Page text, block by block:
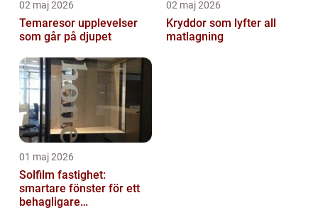
02 maj 2026
Temaresor upplevelser
som går på djupet
02 maj 2026
Kryddor som lyfter all
matlagning
01 maj 2026
Solfilm fastighet:
smartare fönster för ett
behagligare